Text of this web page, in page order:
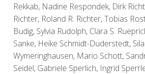
Rekkab, Nadine Respondek, Dirk
Richter, Roland R. Richter, Tobias
Budig, Sylvia Rudolph, Clara S.
Sanke, Heike Schmidt-Duderstedt,
Wymeringhausen, Mario Schott,
Seidel, Gabriele Sperlich, Ingrid